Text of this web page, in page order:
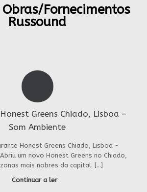
Fornecimentos
Russound
Greens Chiado, Lisboa –
Som Ambiente
Honest Greens Chiado, Lisboa -
um novo Honest Greens no Chiado,
mais nobres da capital. […]
Continuar a ler